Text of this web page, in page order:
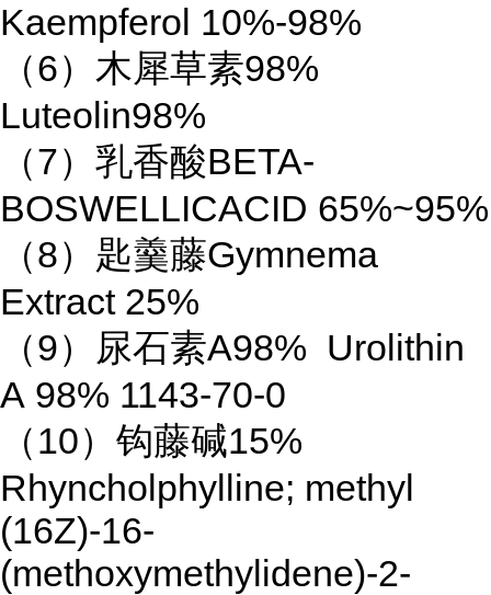
Kaempferol 10%-98%
（6）木犀草素98%
Luteolin98%
（7）乳香酸BETA-
BOSWELLICACID 65%~95%
（8）匙羹藤Gymnema
Extract 25%
（9）尿石素A98% Urolithin
A 98% 1143-70-0
（10）钩藤碱15%
Rhyncholphylline; methyl
(16Z)-16-
(methoxymethylidene)-2-